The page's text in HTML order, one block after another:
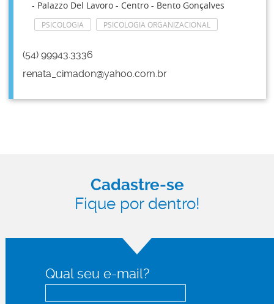
- Palazzo Del Lavoro - Centro - Bento Gonçalves
PSICOLOGIA PSICOLOGIA ORGANIZACIONAL
(54) 99943.3336
renata_cimadon@yahoo.com.br
Cadastre-se
Fique por dentro!
Qual seu e-mail?